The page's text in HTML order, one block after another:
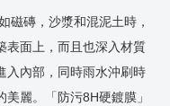
磁磚，沙漿和混泥土時，
表面上，而且也深入材質
入內部，同時雨水沖刷時
麗。「防污8H硬鍍膜」